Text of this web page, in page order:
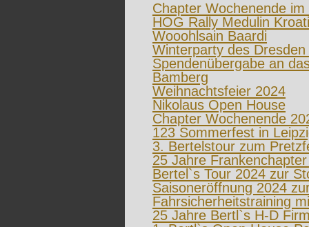
Chapter Wochenende
HOG Rally Medulin
Wooohlsain Baardi
Winterparty des
Spendenübergabe an
Bamberg
Weihnachtsfeier 2024
Nikolaus Open House
Chapter Wochenende
123 Sommerfest in
3. Bertelstour zum
25 Jahre
Bertel`s Tour 2024 zur
Saisoneröffnung 2024
Fahrsicherheitstraining
25 Jahre Bertl`s H-D